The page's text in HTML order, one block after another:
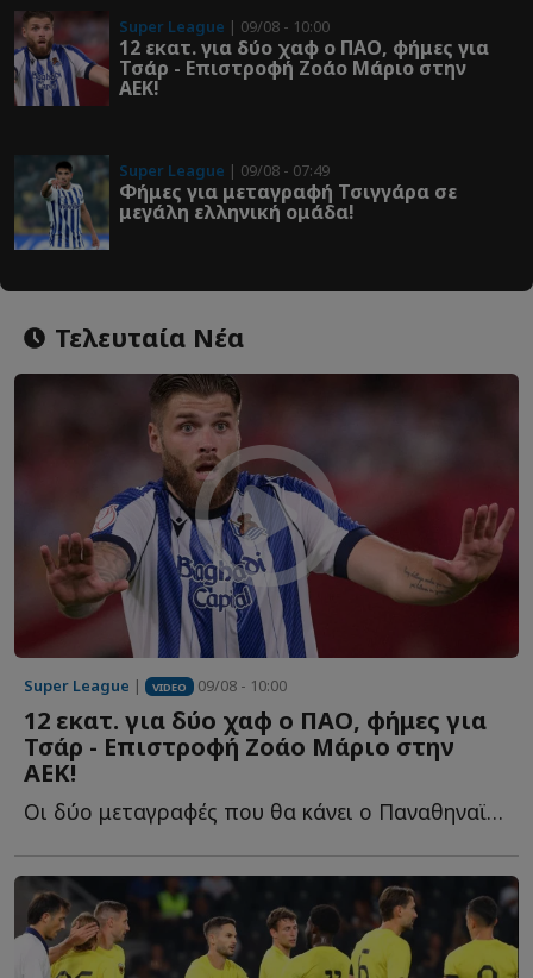
Super League | 09/08 - 10:00
12 εκατ. για δύο χαφ ο ΠΑΟ, φήμες για
Τσάρ - Επιστροφή Ζοάο Μάριο στην
ΑΕΚ!
Super League | 09/08 - 07:49
Φήμες για μεταγραφή Τσιγγάρα σε
μεγάλη ελληνική ομάδα!
Τελευταία Νέα
Super League | VIDEO 09/08 - 10:00
12 εκατ. για δύο χαφ ο ΠΑΟ, φήμες για
Τσάρ - Επιστροφή Ζοάο Μάριο στην
ΑΕΚ!
Οι δύο μεταγραφές που θα κάνει ο Παναθηναϊκός στη μεσαία γ...